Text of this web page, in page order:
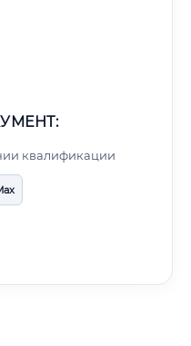
квалификации